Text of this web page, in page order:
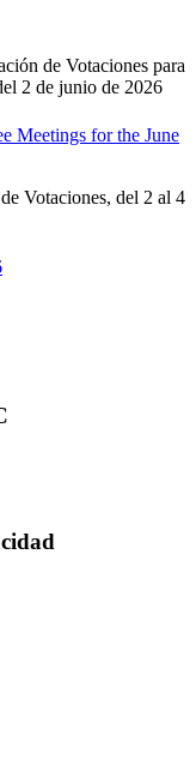
de Votaciones para
2 de junio de 2026
Meetings for the June
Votaciones, del 2 al 4